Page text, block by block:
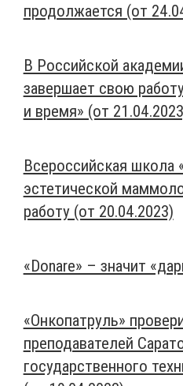
продолжается (от
В Российской
завершает свою
и время» (от
Всероссийская школа
эстетической
работу (от 20.04.2023)
«Donare» – значит
«Онкопатруль»
преподавателей
государственного